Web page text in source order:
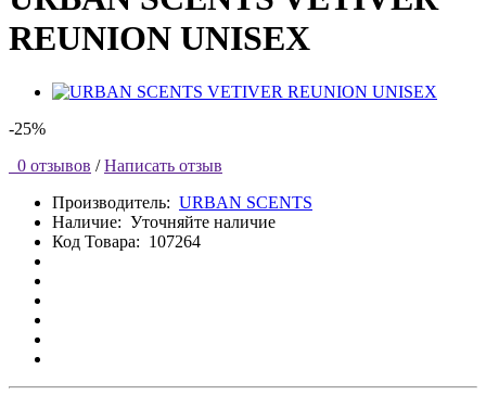
REUNION UNISEX
-25%
0 отзывов / Написать отзыв
Производитель: URBAN SCENTS
Наличие: Уточняйте наличие
Код Товара: 107264